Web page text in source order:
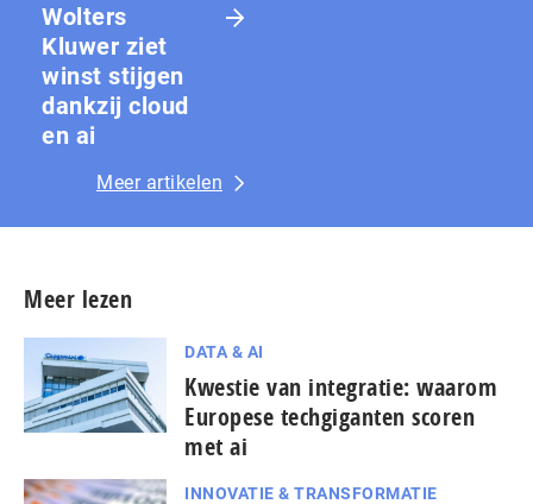
Wolters
Kluwer ziet
winst stijgen
dankzij cloud
en ai
Meer artikelen
Meer lezen
DATA & AI
Kwestie van integratie: waarom
Europese techgiganten scoren
met ai
INNOVATIE & TRANSFORMATIE